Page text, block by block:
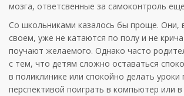
мозга, ответсвенные за самоконтроль
Со школьниками казалось бы проще. Они,
своем, уже не катаются по полу и не
поучают желаемого. Однако часто
с тем, что детям сложно оставаться
в поликлинике или спокойно делать уроки
перспективой поиграть в компьютер или